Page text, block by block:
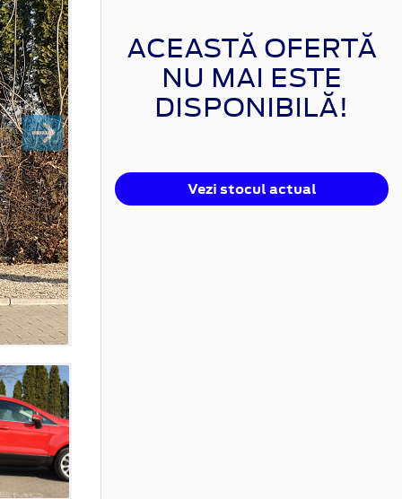
ACEASTĂ OFERTĂ
NU MAI ESTE
DISPONIBILĂ!
Vezi stocul actual